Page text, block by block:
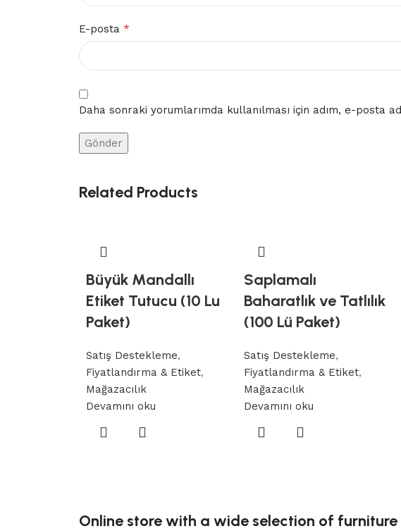
E-posta *
Daha sonraki yorumlarımda kullanılması için adım, e-posta
Related Products
Büyük Mandallı
Etiket Tutucu (10 Lu
Paket)
Satış Destekleme,
Fiyatlandırma & Etiket,
Mağazacılık
Devamını oku
Saplamalı
Baharatlık ve Tatlılık
(100 Lü Paket)
Satış Destekleme,
Fiyatlandırma & Etiket,
Mağazacılık
Devamını oku
Online store with a wide selection of